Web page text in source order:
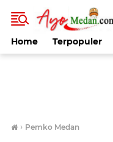
Home Terpopuler
› Pemko Medan